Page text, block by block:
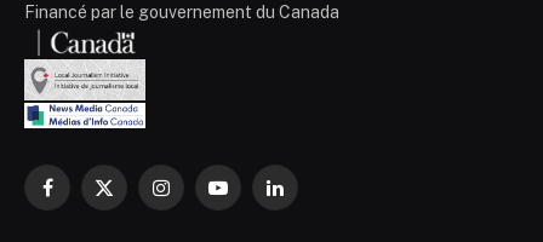
Financé par le gouvernement du Canada
Facebook
X
InstagramYouTubeLinkedIn